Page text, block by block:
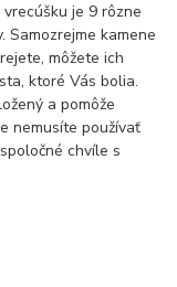
je 9 rôzne
Samozrejme kamene
môžete ich
ktoré Vás bolia.
a pomôže
nemusíte používať
chvíle s